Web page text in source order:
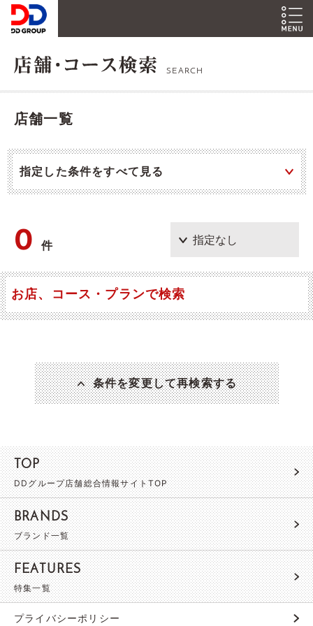
SEARCH
店舗一覧
指定した条件をすべて見る
0件
お店、コース・プランで検索
条件を変更して再検索する
TOP
DDグループ店舗総合情報サイトTOP
BRANDS
ブランド一覧
FEATURES
特集一覧
プライバシーポリシー